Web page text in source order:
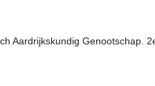
Aardrijkskundig Genootschap.